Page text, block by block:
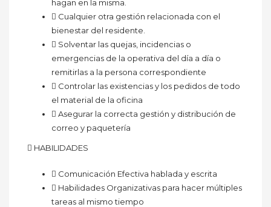
hagan en la misma.
 Cualquier otra gestión relacionada con el
bienestar del residente.
 Solventar las quejas, incidencias o
emergencias de la operativa del día a día o
remitirlas a la persona correspondiente
 Controlar las existencias y los pedidos de todo
el material de la oficina
 Asegurar la correcta gestión y distribución de
correo y paquetería
 HABILIDADES
 Comunicación Efectiva hablada y escrita
 Habilidades Organizativas para hacer múltiples
tareas al mismo tiempo